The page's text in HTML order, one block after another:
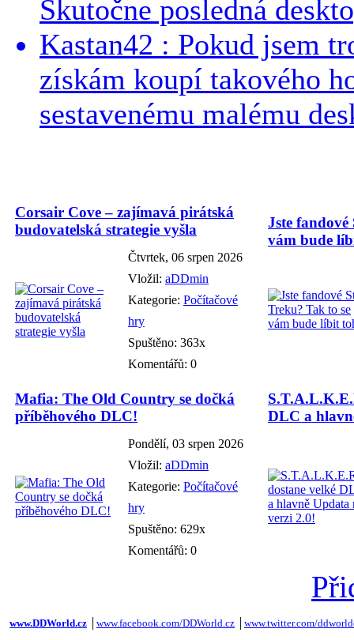
Skutočne posledná
Kastan42 : Pokud jsem
získám koupí takového
sestavenému malému
Corsair Cove – zajímavá pirátská
budovatelská strategie vyšla
Čtvrtek, 06 srpen 2026
Vložil: aDDmin
Kategorie: Počítačové
hry
Spuštěno: 363x
Komentářů: 0
Jste
vám bude
Mafia: The Old Country se dočká
příběhového DLC!
Pondělí, 03 srpen 2026
Vložil: aDDmin
Kategorie: Počítačové
hry
Spuštěno: 629x
Komentářů: 0
DLC a
www.DDWorld.cz www.facebook.com/DDWorld.cz www.twitter.com/